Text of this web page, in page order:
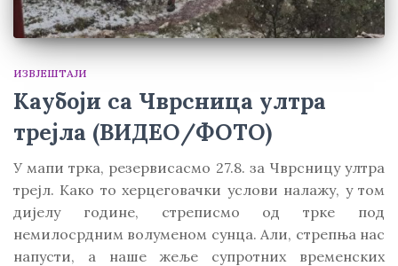
ИЗВЈЕШТАЈИ
Kаубоји са Чврсница ултра
трејла (ВИДЕО/ФОТО)
У мапи трка, резервисасмо 27.8. за Чврсницу ултра
трejл. Kако то херцеговачки услови налажу, у том
дијелу године, стреписмо од трке под
немилосрдним волуменом сунца. Али, стрепња нас
напусти, а наше жеље супротних временских